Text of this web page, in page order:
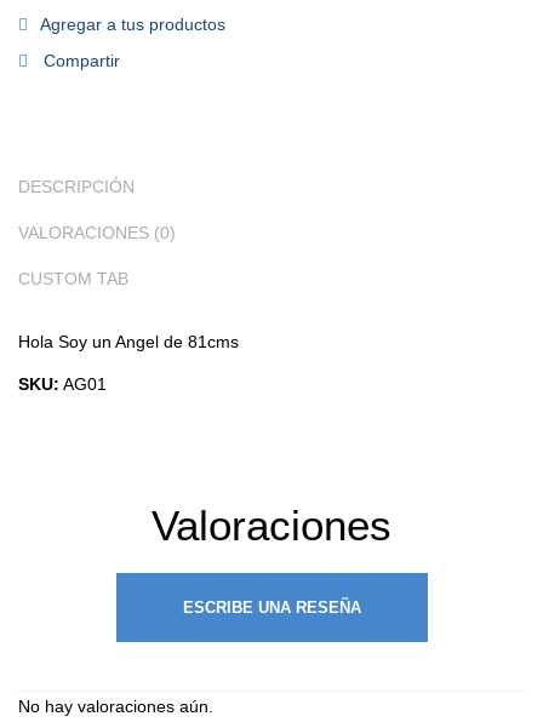
Agregar a tus productos
Compartir
DESCRIPCIÓN
VALORACIONES (0)
CUSTOM TAB
Hola Soy un Angel de 81cms
SKU: AG01
Valoraciones
ESCRIBE UNA RESEÑA
No hay valoraciones aún.